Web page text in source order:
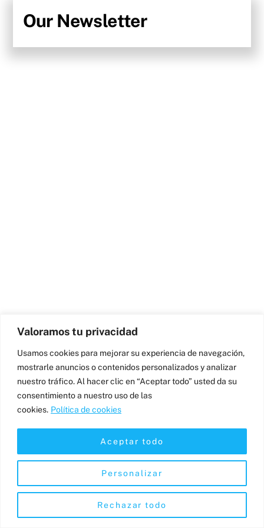
Valoramos tu privacidad
Usamos cookies para mejorar su experiencia de navegación,
mostrarle anuncios o contenidos personalizados y analizar
nuestro tráfico. Al hacer clic en “Aceptar todo” usted da su
consentimiento a nuestro uso de las
cookies. Política de cookies
Personalizar
Rechazar todo
Aceptar todo
Our Newsletter